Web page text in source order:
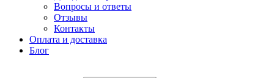
Вопросы и ответы
Отзывы
Контакты
Оплата и доставка
Блог